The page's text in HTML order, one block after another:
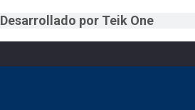
Desarrollado por Teik One